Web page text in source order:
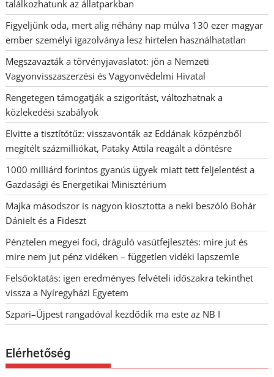
találkozhatunk az állatparkban
Figyeljünk oda, mert alig néhány nap múlva 130 ezer magyar
ember személyi igazolványa lesz hirtelen használhatatlan
Megszavazták a törvényjavaslatot: jön a Nemzeti
Vagyonvisszaszerzési és Vagyonvédelmi Hivatal
Rengetegen támogatják a szigorítást, változhatnak a
közlekedési szabályok
Elvitte a tisztítótűz: visszavonták az Eddának közpénzből
megítélt százmilliókat, Pataky Attila reagált a döntésre
1000 milliárd forintos gyanús ügyek miatt tett feljelentést a
Gazdasági és Energetikai Minisztérium
Majka másodszor is nagyon kiosztotta a neki beszóló Bohár
Dánielt és a Fideszt
Pénztelen megyei foci, dráguló vasútfejlesztés: mire jut és
mire nem jut pénz vidéken – független vidéki lapszemle
Felsőoktatás: igen eredményes felvételi időszakra tekinthet
vissza a Nyíregyházi Egyetem
Szpari–Újpest rangadóval kezdődik ma este az NB I
Elérhetőség